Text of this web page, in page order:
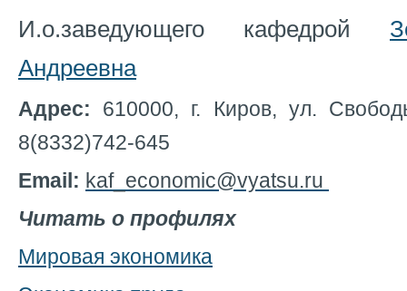
И.о.заведующего кафедрой
Андреевна
Адрес: 610000, г. Киров, ул.
8(8332)742-645
Email: kaf_economic@vyatsu.ru
Читать о профилях
Мировая экономика